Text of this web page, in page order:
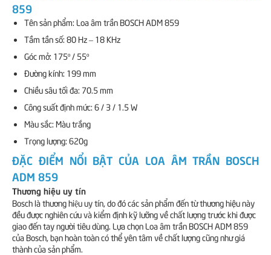
859
Tên sản phẩm: Loa âm trần BOSCH ADM 859
Tầm tần số: 80 Hz – 18 KHz
Góc mở: 175º / 55º
Đường kính: 199 mm
Chiều sâu tối đa: 70.5 mm
Công suất định mức: 6 / 3 / 1.5 W
Màu sắc: Màu trắng
Trọng lượng: 620g
ĐẶC ĐIỂM NỔI BẬT CỦA LOA ÂM TRẦN BOSCH
ADM 859
Thương hiệu uy tín
Bosch là thương hiệu uy tín, do đó các sản phẩm đến từ thương hiệu này
đều được nghiên cứu và kiểm định kỹ lưỡng về chất lượng trước khi được
giao đến tay người tiêu dùng. Lựa chọn Loa âm trần BOSCH ADM 859
của Bosch, bạn hoàn toàn có thể yên tâm về chất lượng cũng như giá
thành của sản phẩm.